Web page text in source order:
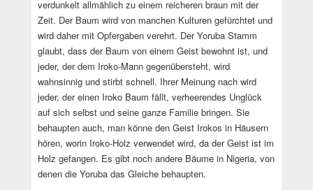
verdunkelt allmählich zu einem reicheren braun mit der
Zeit. Der Baum wird von manchen Kulturen gefürchtet und
wird daher mit Opfergaben verehrt. Der Yoruba Stamm
glaubt, dass der Baum von einem Geist bewohnt ist, und
jeder, der dem Iroko-Mann gegenübersteht, wird
wahnsinnig und stirbt schnell. Ihrer Meinung nach wird
jeder, der einen Iroko Baum fällt, verheerendes Unglück
auf sich selbst und seine ganze Familie bringen. Sie
behaupten auch, man könne den Geist Irokos in Häusern
hören, worin Iroko-Holz verwendet wird, da der Geist ist im
Holz gefangen. Es gibt noch andere Bäume in Nigeria, von
denen die Yoruba das Gleiche behaupten.